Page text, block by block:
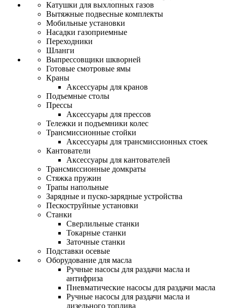
Катушки для выхлопных газов
Вытяжные подвесные комплекты
Мобильные установки
Насадки газоприемные
Переходники
Шланги
Выпрессовщики шкворней
Готовые смотровые ямы
Краны
Аксессуары для кранов
Подъемные столы
Прессы
Аксессуары для прессов
Тележки и подъемники колес
Трансмиссионные стойки
Аксессуары для трансмиссионных стоек
Кантователи
Аксессуары для кантователей
Трансмиссионные домкраты
Стяжка пружин
Трапы напольные
Зарядные и пуско-зарядные устройства
Пескоструйные установки
Станки
Сверлильные станки
Токарные станки
Заточные станки
Подставки осевые
Оборудование для масла
Ручные насосы для раздачи масла и
антифриза
Пневматические насосы для раздачи масла
Ручные насосы для раздачи масла и
дизельного топлива